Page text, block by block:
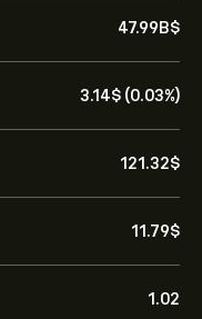
47.99B‎$‎
3.14‎$‎ (0.03%)
121.32‎$‎
11.79‎$‎
1.02